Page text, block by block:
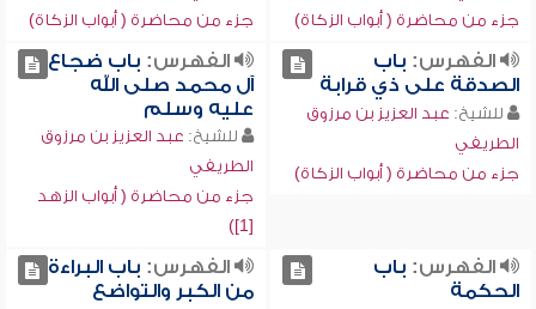
جزء من محاضرة ( أبواب الزكاة)
جزء من محاضرة ( أبواب الزكاة)
الفهرس: باب
الصدقة على ذي قرابة
للشيخ: عبد العزيز بن مرزوق
الطريفي
جزء من محاضرة ( أبواب الزكاة)
الفهرس: باب ضجاع
آل محمد صلى الله
عليه وسلم
للشيخ: عبد العزيز بن مرزوق
الطريفي
جزء من محاضرة ( أبواب الزهد
[1])
الفهرس: باب
الحكمة
الفهرس: باب البراءة
من الكبر والتواضع